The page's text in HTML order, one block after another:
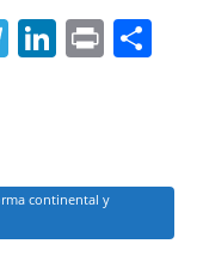
T
a
m
Li
dI
n
Pr
continental y